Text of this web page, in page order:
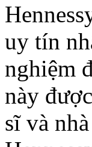
uy tín
nghiệm
này
sĩ và